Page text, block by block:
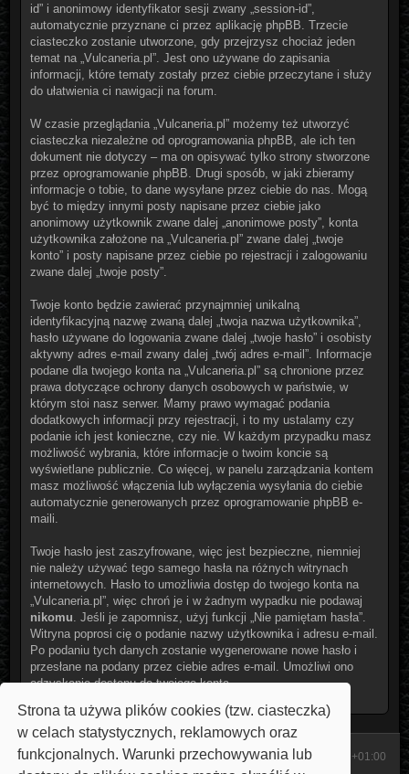
Strona ta używa plików cookies (tzw. ciasteczka)
w celach statystycznych, reklamowych oraz
funkcjonalnych. Warunki przechowywania lub
id” i anonimowy identyfikator sesji zwany „session-id”,
automatycznie przyznane ci przez aplikację phpBB. Trzecie
ciasteczko zostanie utworzone, gdy przejrzysz chociaż jeden
temat na „Vulcaneria.pl”. Jest ono używane do zapisania
informacji, które tematy zostały przez ciebie przeczytane i służy
do ułatwienia ci nawigacji na forum.
W czasie przeglądania „Vulcaneria.pl” możemy też utworzyć
ciasteczka niezależne od oprogramowania phpBB, ale ich ten
dokument nie dotyczy – ma on opisywać tylko strony stworzone
przez oprogramowanie phpBB. Drugi sposób, w jaki zbieramy
informacje o tobie, to dane wysyłane przez ciebie do nas. Mogą
być to między innymi posty napisane przez ciebie jako
anonimowy użytkownik zwane dalej „anonimowe posty”, konta
użytkownika założone na „Vulcaneria.pl” zwane dalej „twoje
konto” i posty napisane przez ciebie po rejestracji i zalogowaniu
zwane dalej „twoje posty”.
Twoje konto będzie zawierać przynajmniej unikalną
identyfikacyjną nazwę zwaną dalej „twoja nazwa użytkownika”,
hasło używane do logowania zwane dalej „twoje hasło” i osobisty
aktywny adres e-mail zwany dalej „twój adres e-mail”. Informacje
podane dla twojego konta na „Vulcaneria.pl” są chronione przez
prawa dotyczące ochrony danych osobowych w państwie, w
którym stoi nasz serwer. Mamy prawo wymagać podania
dodatkowych informacji przy rejestracji, i to my ustalamy czy
podanie ich jest konieczne, czy nie. W każdym przypadku masz
możliwość wybrania, które informacje o twoim koncie są
wyświetlane publicznie. Co więcej, w panelu zarządzania kontem
masz możliwość włączenia lub wyłączenia wysyłania do ciebie
automatycznie generowanych przez oprogramowanie phpBB e-
maili.
Twoje hasło jest zaszyfrowane, więc jest bezpieczne, niemniej
nie należy używać tego samego hasła na różnych witrynach
internetowych. Hasło to umożliwia dostęp do twojego konta na
„Vulcaneria.pl”, więc chroń je i w żadnym wypadku nie podawaj
nikomu . Jeśli je zapomnisz, użyj funkcji „Nie pamiętam hasła”.
Witryna poprosi cię o podanie nazwy użytkownika i adresu e-mail.
Po podaniu tych danych zostanie wygenerowane nowe hasło i
przesłane na podany przez ciebie adres e-mail. Umożliwi ono
odzyskanie dostępu do twojego konta.
Start Strona domowa Strefa czasowa UTC+01:00